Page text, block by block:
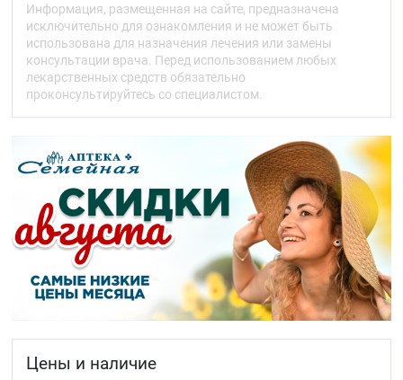
Информация, размещенная на сайте, предназначена
исключительно для ознакомления и не может быть
использована для назначения лечения или замены
консультации врача. Перед использованием любых
лекарственных средств обязательно
проконсультируйтесь со специалистом.
Цены и наличие